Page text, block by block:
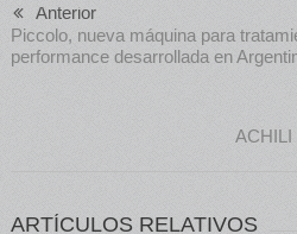
Anterior
Piccolo, nueva máquina para
performance desarrollada en
ACHILI
ARTÍCULOS RELATIVOS